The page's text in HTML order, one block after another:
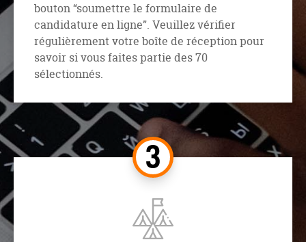
bouton “soumettre le formulaire de
candidature en ligne”. Veuillez vérifier
régulièrement votre boîte de réception pour
savoir si vous faites partie des 70
sélectionnés.